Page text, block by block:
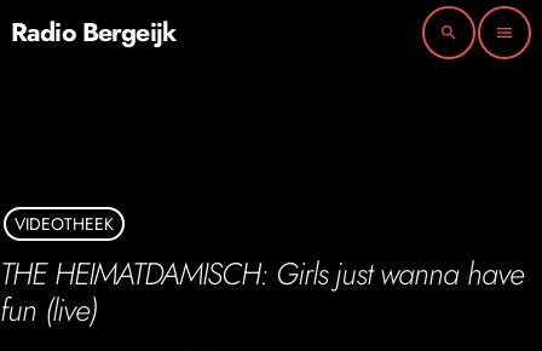
Radio Bergeijk search menu
VIDEOTHEEK
THE HEIMATDAMISCH: Girls just wanna have
fun (live)